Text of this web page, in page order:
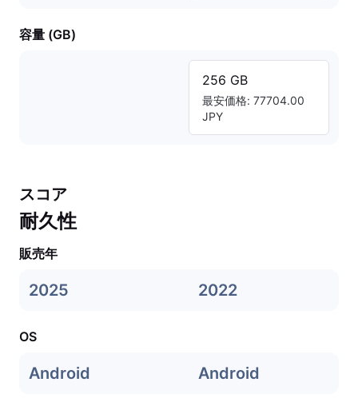
容量 (GB)
256 GB
最安価格: 77704.00
JPY
スコア
耐久性
販売年
2025 2022
OS
Android Android